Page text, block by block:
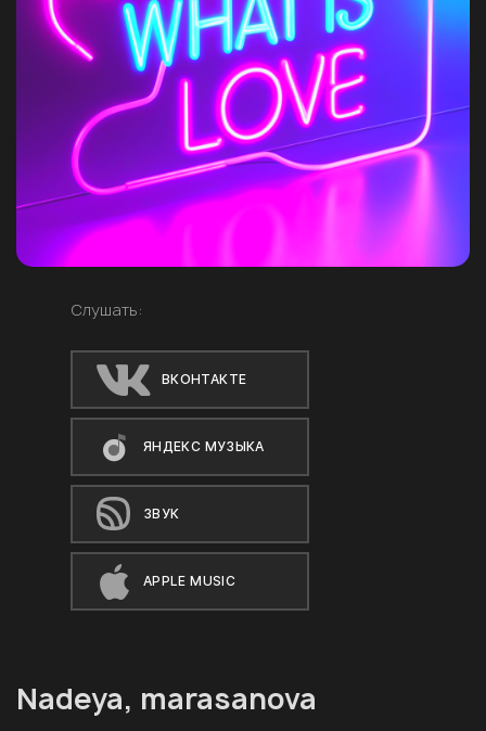
Слушать:
ВКОНТАКТЕ
ЯНДЕКС МУЗЫКА
ЗВУК
APPLE MUSIC
Nadeya, marasanova